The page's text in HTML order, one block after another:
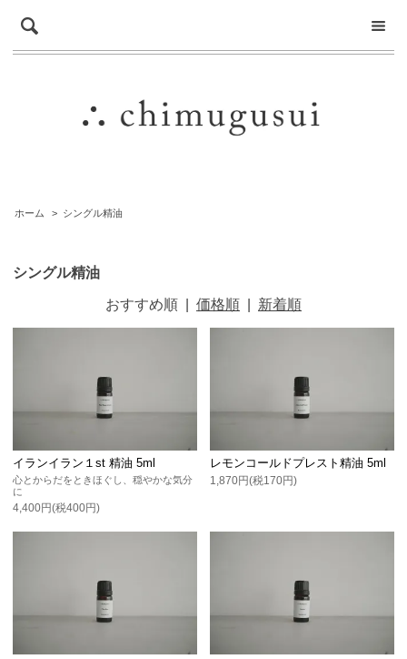
ホーム > シングル精油
シングル精油
おすすめ順 価格順 新着順
イランイラン１st 精油 5ml
心とからだをときほぐし、穏やかな気分
に
4,400円(税400円)
レモンコールドプレスト精油 5ml
1,870円(税170円)